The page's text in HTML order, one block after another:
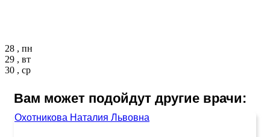
28 , пн
29 , вт
30 , ср
Вам может подойдут другие врачи:
Охотникова Наталия Львовна